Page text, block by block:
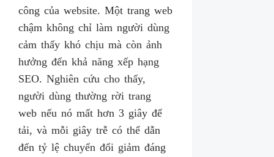
công của website. Một trang web
chậm không chỉ làm người dùng
cảm thấy khó chịu mà còn ảnh
hưởng đến khả năng xếp hạng
SEO. Nghiên cứu cho thấy,
người dùng thường rời trang
web nếu nó mất hơn 3 giây để
tải, và mỗi giây trễ có thể dẫn
đến tỷ lệ chuyển đổi giảm đáng